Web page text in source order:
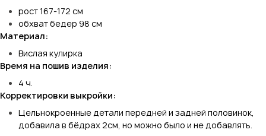
рост 167-172 см
обхват бедер 98 см
Материал:
Вислая кулирка
Время на пошив изделия:
4 ч.
Корректировки выкройки:
Цельнокроенные детали передней и задней половинок,
добавила в бёдрах 2см, но можно было и не добавлять.